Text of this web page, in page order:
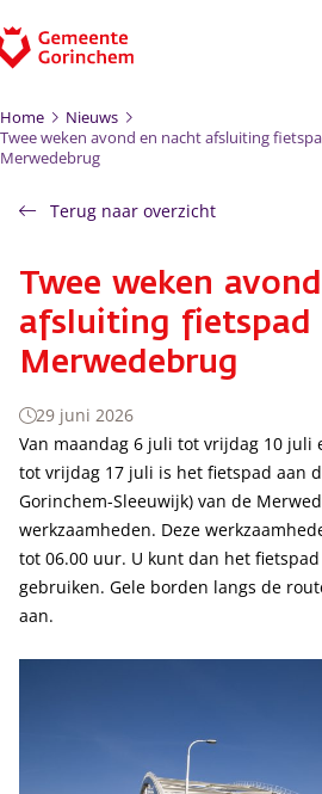
Home
Nieuws
Twee weken avond en nacht afsluiting
Merwedebrug
Terug naar overzicht
Twee weken
afsluiting fietspad
Merwedebrug
29 juni 2026
Van maandag 6 juli tot vrijdag 10 juli
tot vrijdag 17 juli is het fietspad aan
Gorinchem-Sleeuwijk) van de
werkzaamheden. Deze
tot 06.00 uur. U kunt dan het
gebruiken. Gele borden langs de
aan.